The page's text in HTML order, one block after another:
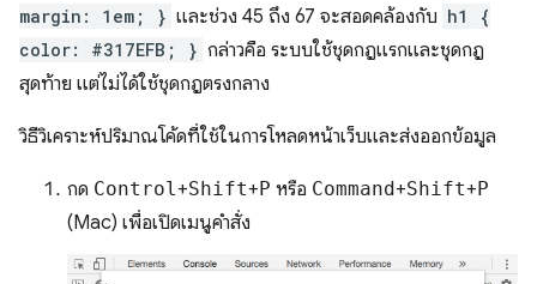
margin: 1em; } และช่วง 45 ถึง 67 จะสอดคล้องกับ h1 {
color: #317EFB; } กล่าวคือ ระบบใช้ชุดกฎแรกและชุดกฎ
สุดท้าย แต่ไม่ได้ใช้ชุดกฎตรงกลาง
วิธีวิเคราะห์ปริมาณโค้ดที่ใช้ในการโหลดหน้าเว็บและส่งออกข้อมูล
กด Control +Shift+P หรือ Command+Shift+P
(Mac) เพื่อเปิดเมนูคำสั่ง